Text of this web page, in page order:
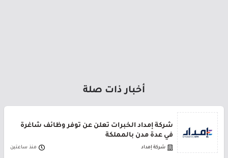
أخبار ذات صلة
شركة إمداد الخبرات تعلن عن توفر وظائف شاغرة
في عدة مدن بالمملكة
شركة إمداد منذ ساعتين